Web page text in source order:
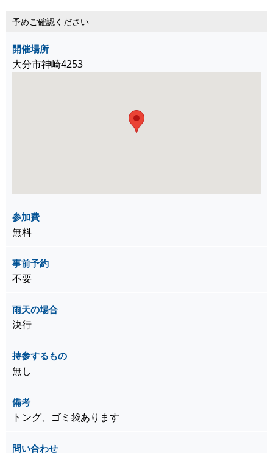
予めご確認ください
開催場所
大分市神崎4253
参加費
無料
事前予約
不要
雨天の場合
決行
持参するもの
無し
備考
トング、ゴミ袋あります
問い合わせ